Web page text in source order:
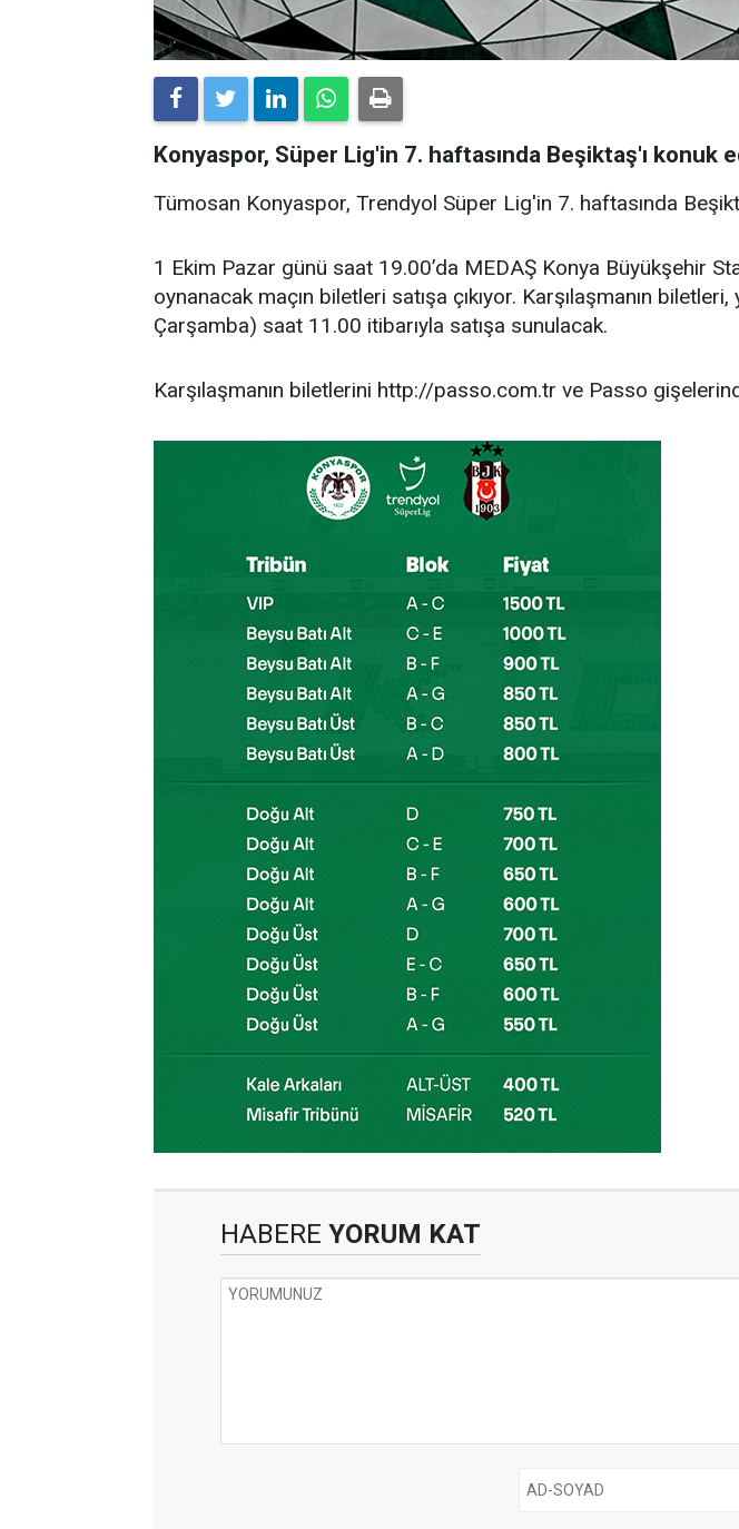
Konyaspor, Süper Lig'in 7. haftasında Beşiktaş'ı konuk
Tümosan Konyaspor, Trendyol Süper Lig'in 7. haftasında
1 Ekim Pazar günü saat 19.00’da MEDAŞ Konya Büyükşehir
oynanacak maçın biletleri satışa çıkıyor. Karşılaşmanın biletleri,
Çarşamba) saat 11.00 itibarıyla satışa sunulacak.
Karşılaşmanın biletlerini http://passo.com.tr ve Passo
HABERE YORUM KAT